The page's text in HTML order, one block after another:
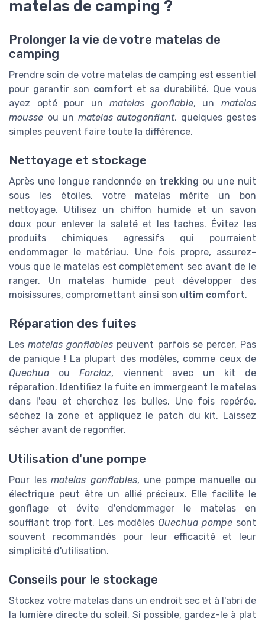
matelas de camping ?
Prolonger la vie de votre matelas de
camping
Prendre soin de votre matelas de camping est essentiel
pour garantir son comfort et sa durabilité. Que vous
ayez opté pour unmatelas gonflable, unmatelas
mousse ou un matelas autogonflant, quelques gestes
simples peuvent faire toute la différence.
Nettoyage et stockage
Après une longue randonnée en trekking ou une nuit
sous les étoiles, votre matelas mérite un bon
nettoyage. Utilisez un chiffon humide et un savon
doux pour enlever la saleté et les taches. Évitez les
produits chimiques agressifs qui pourraient
endommager le matériau. Une fois propre, assurez-
vous que le matelas est complètement sec avant de le
ranger. Un matelas humide peut développer des
moisissures, compromettant ainsi son ultim comfort.
Réparation des fuites
Lesmatelas gonflables peuvent parfois se percer. Pas
de panique ! La plupart des modèles, comme ceux de
Quechua ou Forclaz, viennent avec un kit de
réparation. Identifiez la fuite en immergeant le matelas
dans l'eau et cherchez les bulles. Une fois repérée,
séchez la zone et appliquez le patch du kit. Laissez
sécher avant de regonfler.
Utilisation d'une pompe
Pour lesmatelas gonflables, une pompe manuelle ou
électrique peut être un allié précieux. Elle facilite le
gonflage et évite d'endommager le matelas en
soufflant trop fort. Les modèles Quechua pompe sont
souvent recommandés pour leur efficacité et leur
simplicité d'utilisation.
Conseils pour le stockage
Stockez votre matelas dans un endroit sec et à l'abri de
la lumière directe du soleil. Si possible, gardez-le à plat